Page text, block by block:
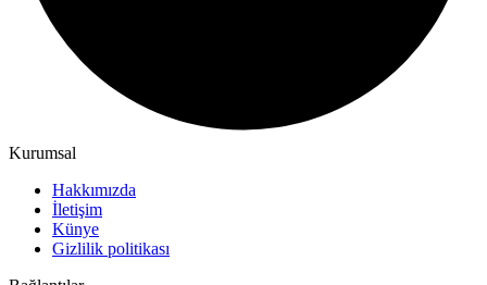
Kurumsal
Hakkımızda
İletişim
Künye
Gizlilik politikası